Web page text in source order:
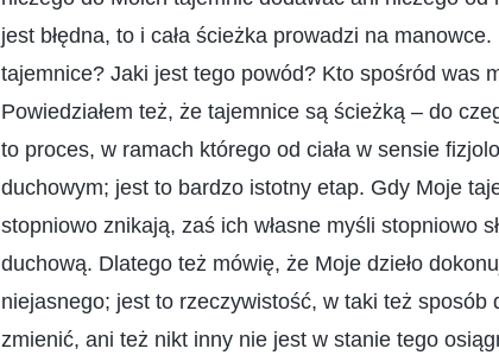
jest błędna, to i cała ścieżka prowadzi na
tajemnice? Jaki jest tego powód? Kto spośród was
Powiedziałem też, że tajemnice są ścieżką – do
to proces, w ramach którego od ciała w sensie
duchowym; jest to bardzo istotny etap. Gdy Moje
stopniowo znikają, zaś ich własne myśli stopniowo
duchową. Dlatego też mówię, że Moje dzieło
niejasnego; jest to rzeczywistość, w taki też sposób
zmienić, ani też nikt inny nie jest w stanie tego